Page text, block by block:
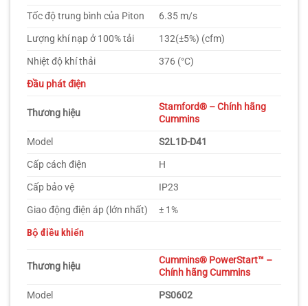
Tốc độ trung bình của Piton
6.35 m/s
Lượng khí nạp ở 100% tải
132(±5%) (cfm)
Nhiệt độ khí thải
376 (°C)
Đầu phát điện
Thương hiệu
Stamford® – Chính hãng
Cummins
Model
S2L1D-D41
Cấp cách điện
H
Cấp bảo vệ
IP23
Giao động điện áp (lớn nhất)
± 1%
Bộ điều khiển
Thương hiệu
Cummins® PowerStart™ –
Chính hãng Cummins
Model
PS0602